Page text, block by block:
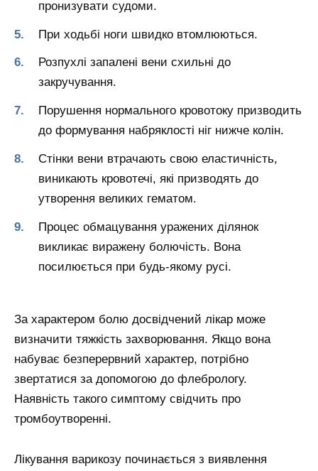
пронизувати судоми.
При ходьбі ноги швидко втомлюються.
Розпухлі запалені вени схильні до
закручування.
Порушення нормального кровотоку призводить
до формування набряклості ніг нижче колін.
Стінки вени втрачають свою еластичність,
виникають кровотечі, які призводять до
утворення великих гематом.
Процес обмацування уражених ділянок
викликає виражену болючість. Вона
посилюється при будь-якому русі.
За характером болю досвідчений лікар може
визначити тяжкість захворювання. Якщо вона
набуває безперервний характер, потрібно
звертатися за допомогою до флебрологу.
Наявність такого симптому свідчить про
тромбоутворенні.
Лікування варикозу починається з виявлення